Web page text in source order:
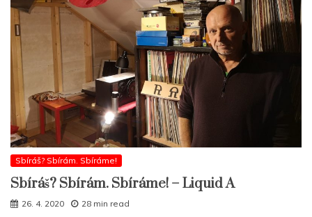
Sbíráš? Sbírám. Sbíráme!
Sbíráš? Sbírám. Sbíráme! – Liquid A
26. 4. 2020 28 min read